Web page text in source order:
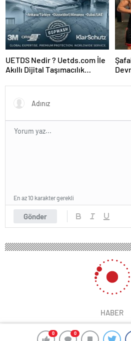
0 0
UETDS Nedir ? Uetds.com İle
Akıllı Dijital Taşımacılık
Gönder
En az 10 karakter gerekli
HABER